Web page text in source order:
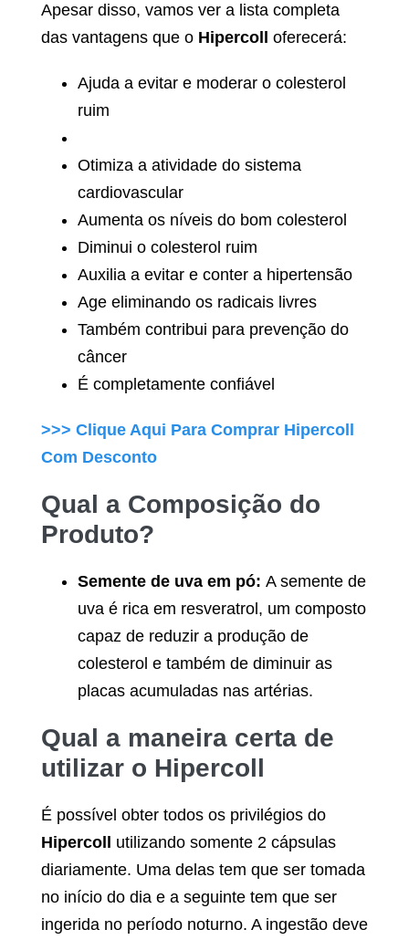
Apesar disso, vamos ver a lista completa
das vantagens que o Hipercoll oferecerá:
Ajuda a evitar e moderar o colesterol
ruim
Otimiza a atividade do sistema
cardiovascular
Aumenta os níveis do bom colesterol
Diminui o colesterol ruim
Auxilia a evitar e conter a hipertensão
Age eliminando os radicais livres
Também contribui para prevenção do
câncer
É completamente confiável
>>> Clique Aqui Para Comprar Hipercoll
Com Desconto
Qual a Composição do
Produto?
Semente de uva em pó: A semente de
uva é rica em resveratrol, um composto
capaz de reduzir a produção de
colesterol e também de diminuir as
placas acumuladas nas artérias.
Qual a maneira certa de
utilizar o Hipercoll
É possível obter todos os privilégios do
Hipercoll
utilizando somente 2 cápsulas
diariamente. Uma delas tem que ser tomada
no início do dia e a seguinte tem que ser
ingerida no período noturno. A ingestão deve